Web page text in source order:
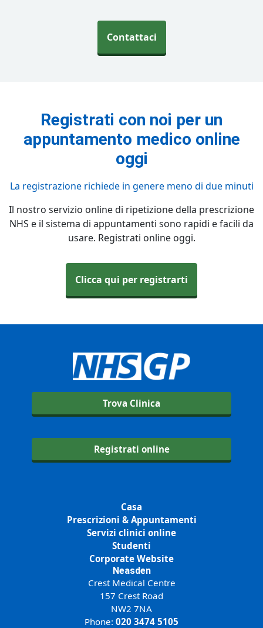
Contattaci
Registrati con noi per un
appuntamento medico online
oggi
La registrazione richiede in genere meno di due minuti
Il nostro servizio online di ripetizione della prescrizione
NHS e il sistema di appuntamenti sono rapidi e facili da
usare. Registrati online oggi.
Clicca qui per registrarti
Trova Clinica
Registrati online
Casa
Prescrizioni & Appuntamenti
Servizi clinici online
Studenti
Corporate Website
Neasden
Crest Medical Centre
157 Crest Road
NW2 7NA
Phone: 020 3474 5105